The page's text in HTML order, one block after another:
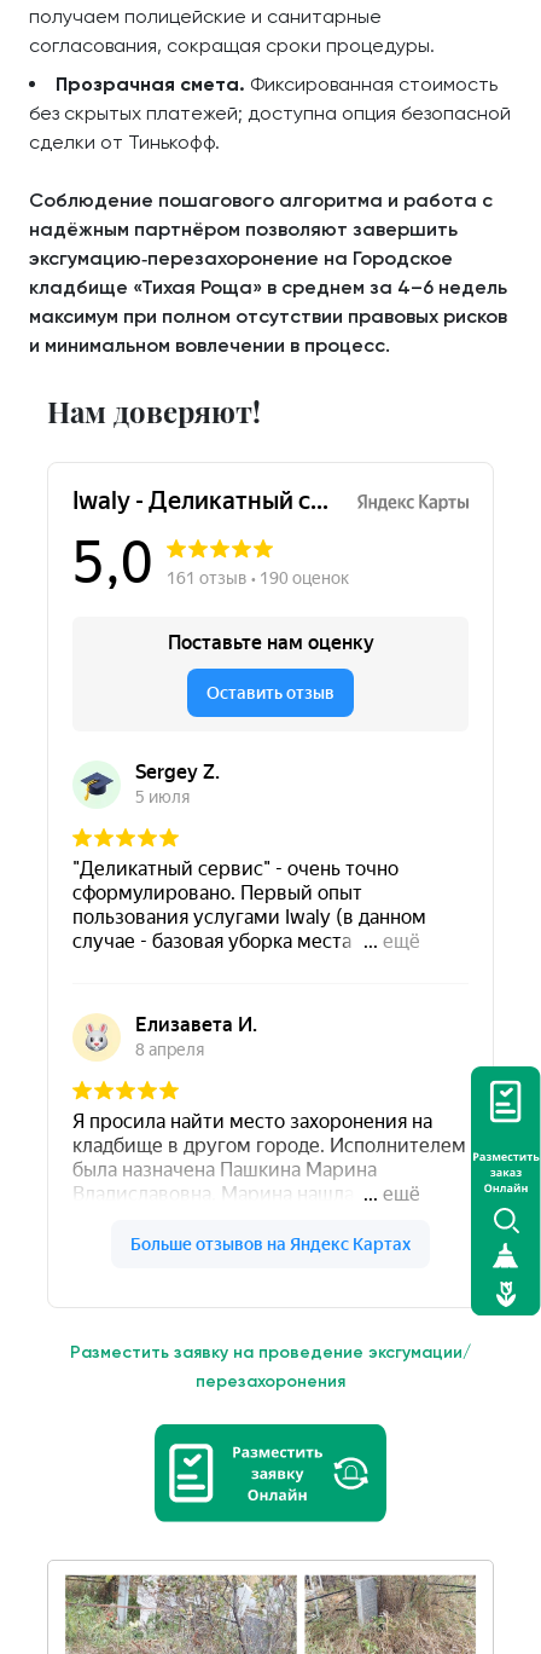
получаем полицейские и санитарные
согласования, сокращая сроки процедуры.
Прозрачная смета. Фиксированная стоимость
без скрытых платежей; доступна опция безопасной
сделки от Тинькофф.
Соблюдение пошагового алгоритма и работа с
надёжным партнёром позволяют завершить
эксгумацию‑перезахоронение на Городское
кладбище «Тихая Роща» в среднем за 4–6 недель
максимум при полном отсутствии правовых рисков
и минимальном вовлечении в процесс.
Нам доверяют!
Разместить заявку на проведение эксгумации/
перезахоронения